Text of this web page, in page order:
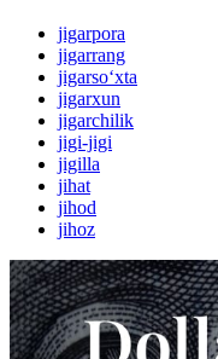
jigarpora
jigarrang
jigarso‘xta
jigarxun
jigarchilik
jigi-jigi
jigilla
jihat
jihod
jihoz